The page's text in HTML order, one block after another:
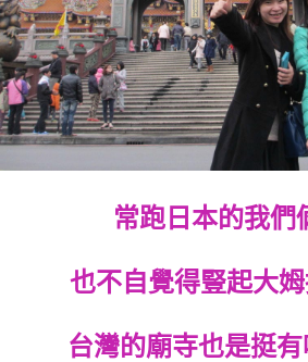
常跑日本的我們
也不自覺得豎起大
台灣的廟寺也是挺